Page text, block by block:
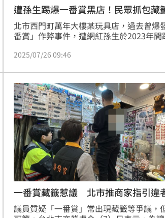
遭孫生踢爆一番賞黑店！民眾抓包藏
北市西門町萬年大樓某玩具店，過去曾爆
番賞」作弊事件，遭網紅孫生於2023年間
籤作弊」，氣的消費者當場錄影大罵，還驚
明有6張卻被偷偷藏起來，讓現場買家找
抽的大獎，最後只能眼睜睜看著獎品被抽
2025/07/26 09:46
一番賞藏籤惹議 北市推商家指引違
議員質疑「一番賞」常出現藏籤等爭議，